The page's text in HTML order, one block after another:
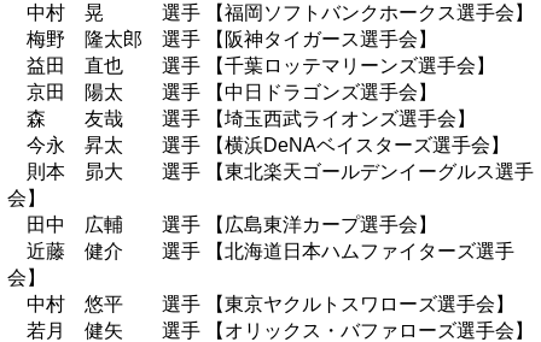
中村 晃 選手 【福岡ソフトバンクホークス選手会】
梅野 隆太郎 選手 【阪神タイガース選手会】
益田 直也 選手 【千葉ロッテマリーンズ選手会】
京田 陽太 選手 【中日ドラゴンズ選手会】
森 友哉 選手 【埼玉西武ライオンズ選手会】
今永 昇太 選手 【横浜DeNAベイスターズ選手会】
則本 昴大 選手 【東北楽天ゴールデンイーグルス選手
会】
田中 広輔 選手 【広島東洋カープ選手会】
近藤 健介 選手 【北海道日本ハムファイターズ選手
会】
中村 悠平 選手 【東京ヤクルトスワローズ選手会】
若月 健矢 選手 【オリックス・バファローズ選手会】